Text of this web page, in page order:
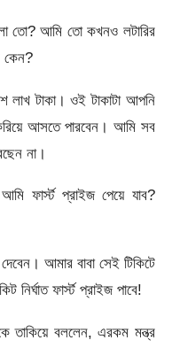
তো? আমি তো কখনও লটারির
কেন?
লাখ টাকা। ওই টাকাটা আপনি
আসতে পারবেন। আমি সব
না।
ফার্স্ট প্রাইজ পেয়ে যাব?
আমার বাবা সেই টিকিটে
নির্ঘাত ফার্স্ট প্রাইজ পাবে!
তাকিয়ে বললেন, এরকম মন্ত্র